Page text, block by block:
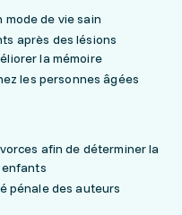
de vie sain
après des lésions
la mémoire
les personnes âgées
afin de déterminer la
enfants
pénale des auteurs